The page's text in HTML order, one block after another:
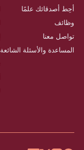
أحِط أصدقائك علمًا
وظائف
تواصل معنا
المساعدة والأسئلة الشائعة